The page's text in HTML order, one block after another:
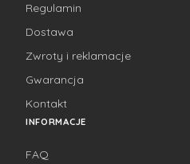
Regulamin
Dostawa
Zwroty i reklamacje
Gwarancja
Kontakt
INFORMACJE
FAQ